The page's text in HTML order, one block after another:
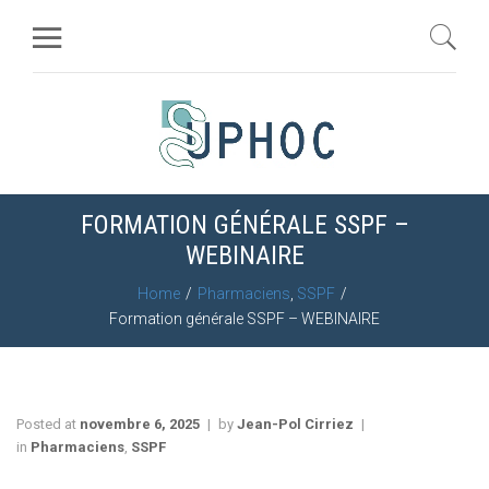
FORMATION GÉNÉRALE SSPF –
WEBINAIRE
Home Pharmaciens SSPF
Formation générale SSPF – WEBINAIRE
Posted at novembre 6, 2025 by Jean-Pol Cirriez
in Pharmaciens, SSPF